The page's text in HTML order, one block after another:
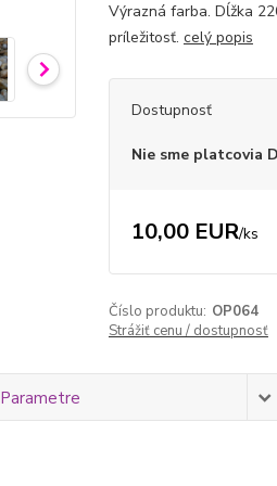
Výrazná farba. Dĺžka
príležitosť. celý popis
Dostupnosť
Nie sme platcovia
10,00 EUR/ks
Číslo produktu: OP064
Strážiť cenu / dostupnosť
Parametre